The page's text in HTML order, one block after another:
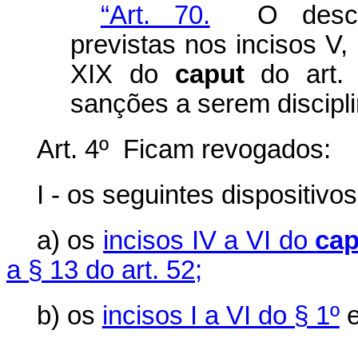
“Art. 70. O
previstas nos incisos
XIX do caputdo art.
sanções a serem
Art. 4º Ficam revogados:
I - os seguintes
a) os incisos IV a VI do
a § 13 do art. 52;
b) os incisos I a VI do § 1º